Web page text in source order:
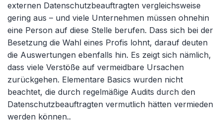
externen Datenschutzbeauftragten vergleichsweise
gering aus – und viele Unternehmen müssen ohnehin
eine Person auf diese Stelle berufen. Dass sich bei der
Besetzung die Wahl eines Profis lohnt, darauf deuten
die Auswertungen ebenfalls hin. Es zeigt sich nämlich,
dass viele Verstöße auf vermeidbare Ursachen
zurückgehen. Elementare Basics wurden nicht
beachtet, die durch regelmäßige Audits durch den
Datenschutzbeauftragten vermutlich hätten vermieden
werden können..